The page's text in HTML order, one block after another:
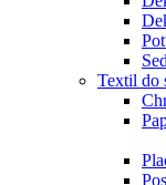
Textil do